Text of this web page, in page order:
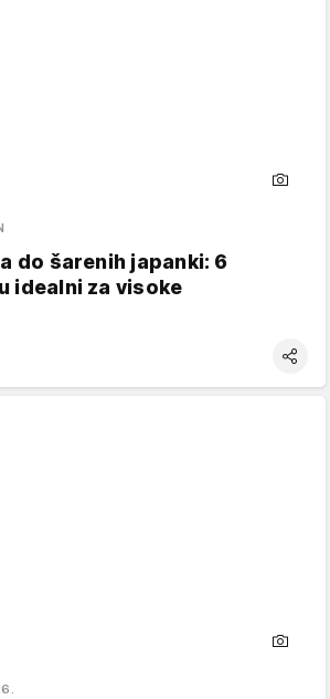
do šarenih japanki: 6
idealni za visoke